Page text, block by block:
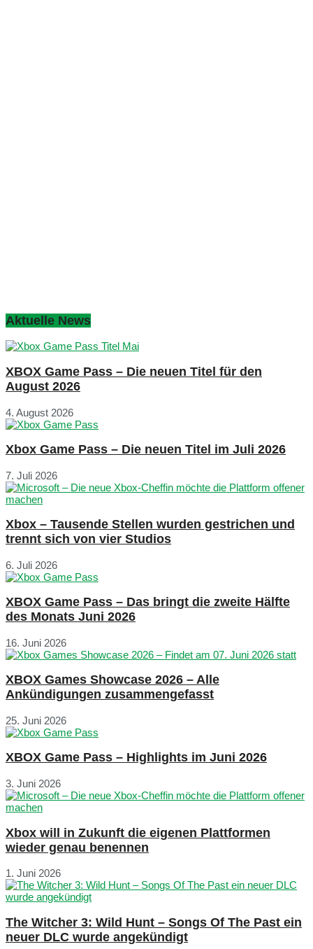
Aktuelle News
XBOX Game Pass – Die neuen Titel für den
August 2026
4. August 2026
Xbox Game Pass – Die neuen Titel im Juli 2026
7. Juli 2026
Xbox – Tausende Stellen wurden gestrichen und
trennt sich von vier Studios
6. Juli 2026
XBOX Game Pass – Das bringt die zweite Hälfte
des Monats Juni 2026
16. Juni 2026
XBOX Games Showcase 2026 – Alle
Ankündigungen zusammengefasst
25. Juni 2026
XBOX Game Pass – Highlights im Juni 2026
3. Juni 2026
Xbox will in Zukunft die eigenen Plattformen
wieder genau benennen
1. Juni 2026
The Witcher 3: Wild Hunt – Songs Of The Past ein
neuer DLC wurde angekündigt